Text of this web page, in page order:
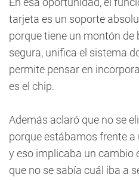
tarjeta es un soporte
porque tiene un montón
segura, unifica el sistema
permite pensar en
es el chip.
Además aclaró que no se
porque estábamos frente a
y eso implicaba un cambio
que no se sabía cuál iba a